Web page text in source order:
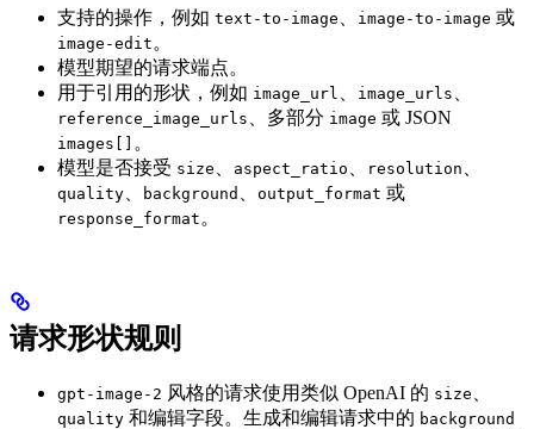
支持的操作，例如 text-to-image image-to-image 或
image-edit 。
模型期望的请求端点。
用于引用的形状，例如 image_url image_urls
reference_image_urls 、多部分 image 或 JSON
images[] 。
模型是否接受 size aspect_ratio resolution
quality background output_format 或
response_format 。
请求形状规则
gpt-image-2 风格的请求使用类似 OpenAI 的 size
quality 和编辑字段。生成和编辑请求中的 background